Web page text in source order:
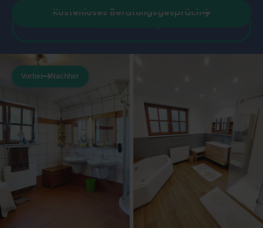
Kostenloses Beratungsgespräch
Vorher Nachher